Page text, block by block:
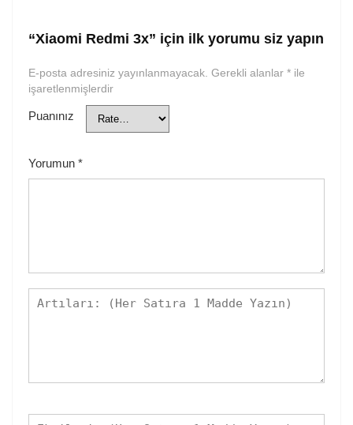
“Xiaomi Redmi 3x” için ilk yorumu siz yapın
E-posta adresiniz yayınlanmayacak. Gerekli alanlar * ile
işaretlenmişlerdir
Puanınız
Yorumun *